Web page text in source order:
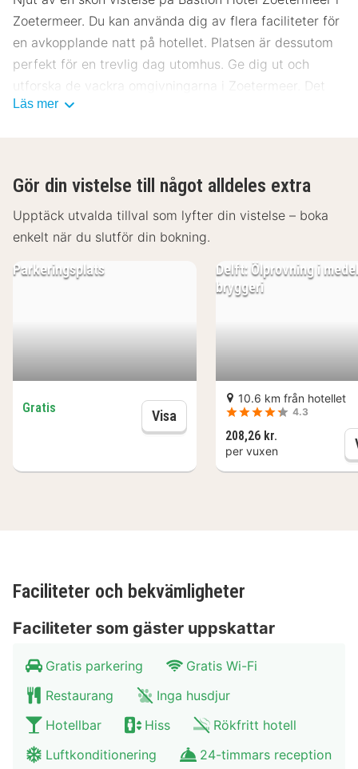
Zoetermeer. Du kan använda dig av flera faciliteter för
en avkopplande natt på hotellet. Platsen är dessutom
perfekt för en trevlig dag utomhus. Ge dig ut och
utforska de vackra omgivningarna i Zoetermeer. Det
blir garanterat en trevlig vistelse på Bastion Hotel
Läs mer
Gör din vistelse till något alldeles extra
Upptäck utvalda tillval som lyfter din vistelse – boka
enkelt när du slutför din bokning.
Delft: Ölprovning i
bryggeri
10.6 km från hotellet
4.3
208,26 kr.
per vuxen
Parkeringsplats
Gratis Visa Parkeringsplats
Faciliteter och bekvämligheter
Faciliteter som gäster uppskattar
Gratis parkering
Gratis Wi-Fi
Restaurang
Inga husdjur
Hotellbar
Hiss
Rökfritt hotell
Luftkonditionering
24-timmars reception